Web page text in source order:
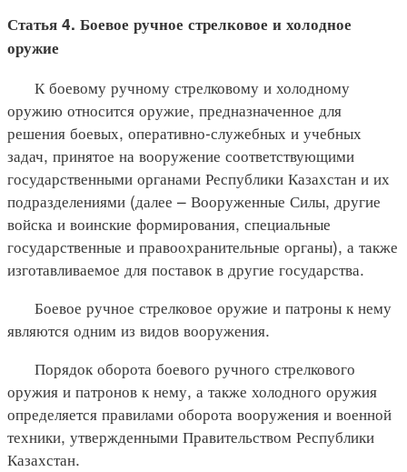
Статья 4. Боевое ручное стрелковое и холодное
оружие
К боевому ручному стрелковому и холодному
оружию относится оружие, предназначенное для
решения боевых, оперативно-служебных и учебных
задач, принятое на вооружение соответствующими
государственными органами Республики Казахстан и их
подразделениями (далее – Вооруженные Силы, другие
войска и воинские формирования, специальные
государственные и правоохранительные органы), а также
изготавливаемое для поставок в другие государства.
Боевое ручное стрелковое оружие и патроны к нему
являются одним из видов вооружения.
Порядок оборота боевого ручного стрелкового
оружия и патронов к нему, а также холодного оружия
определяется правилами оборота вооружения и военной
техники, утвержденными Правительством Республики
Казахстан.